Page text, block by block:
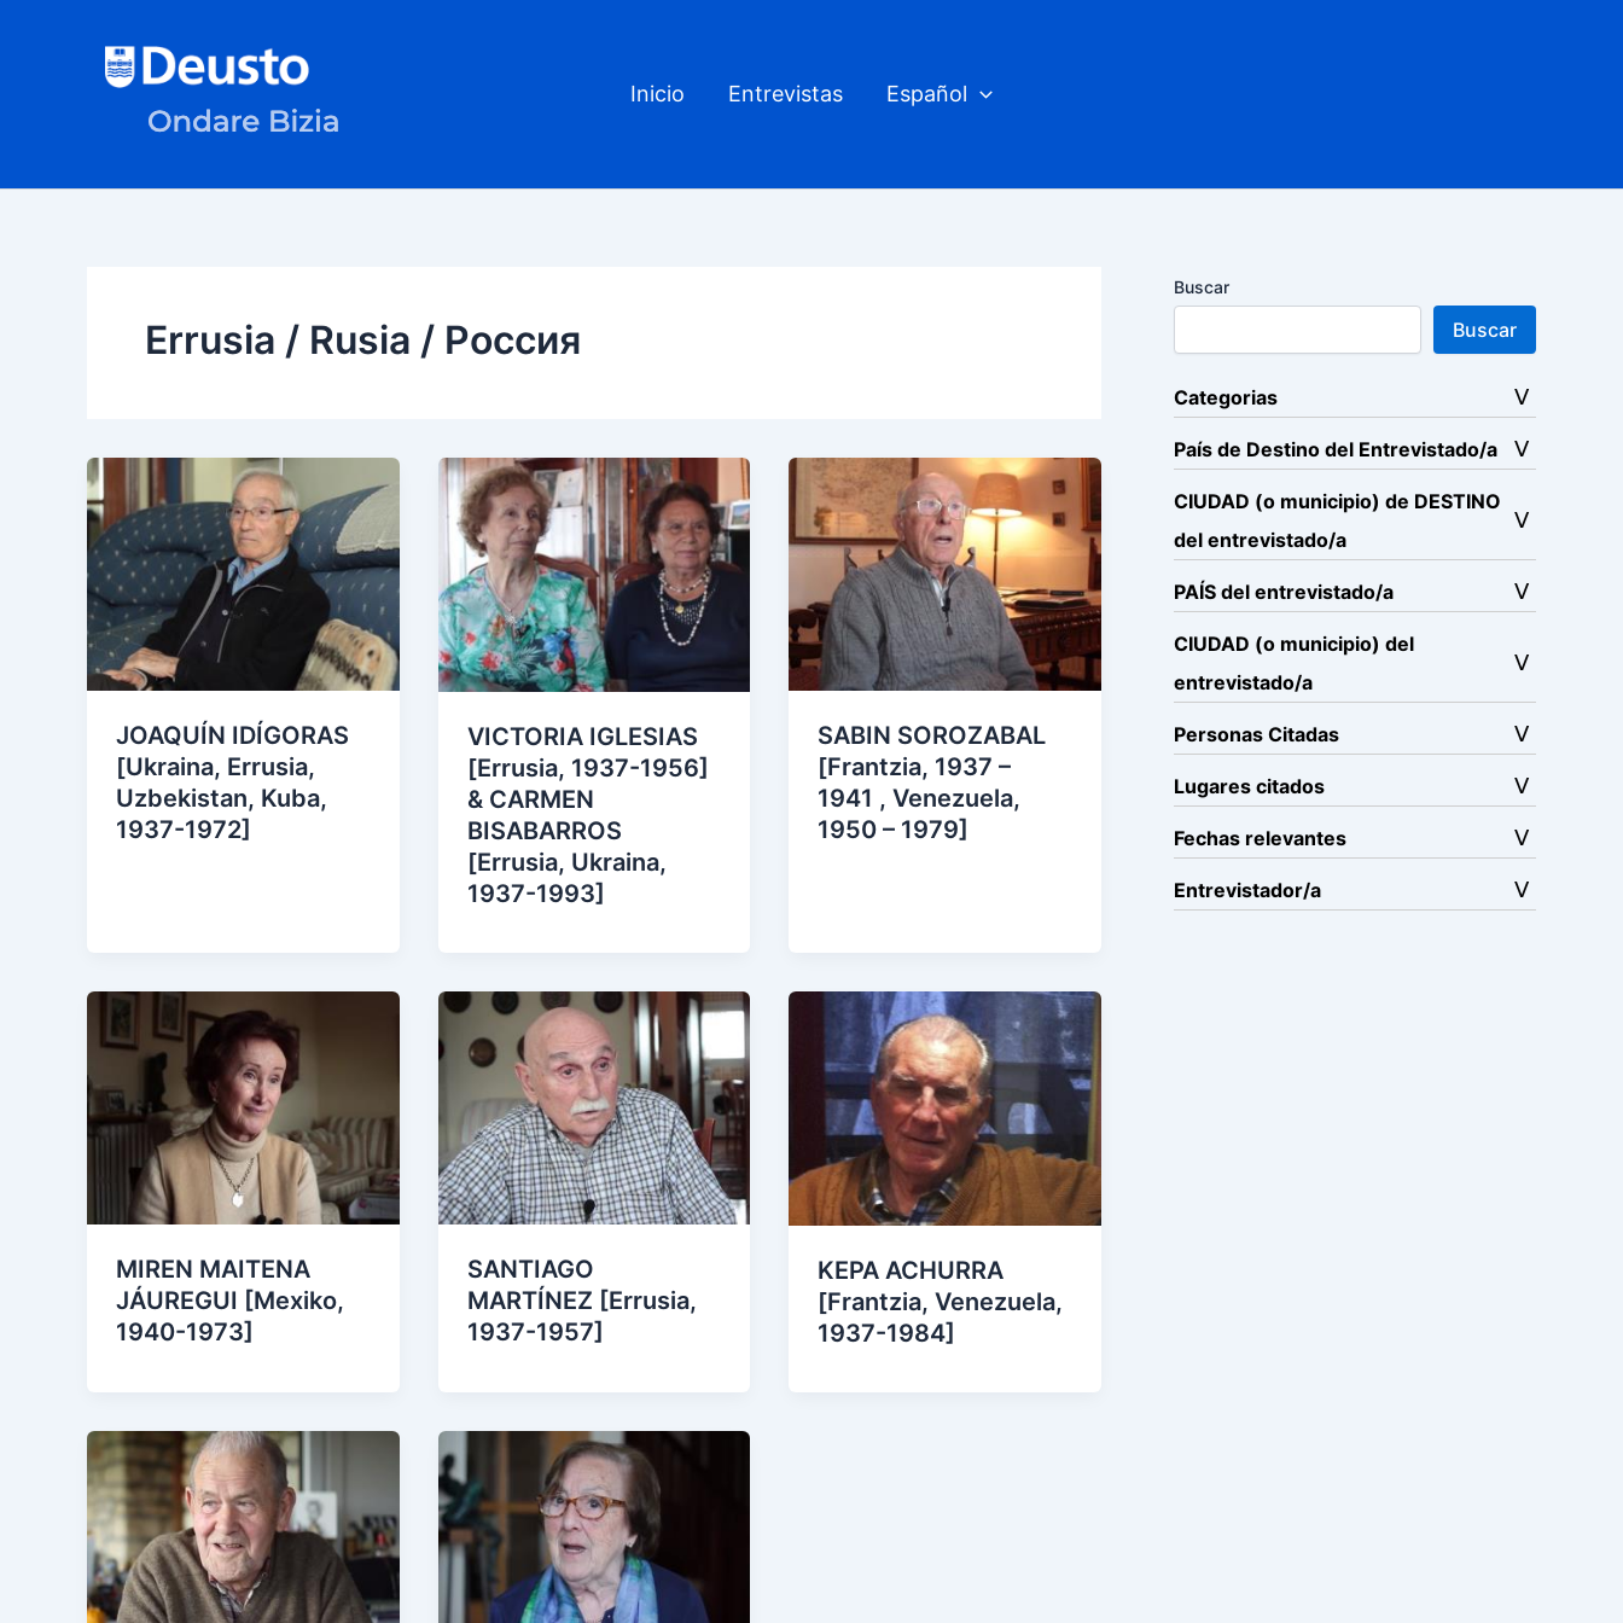
Inicio Entrevistas Español
Errusia / Rusia / Россия
JOAQUÍN IDÍGORAS
[Ukraina, Errusia,
Uzbekistan, Kuba,
1937-1972]
VICTORIA IGLESIAS
[Errusia, 1937-1956]
& CARMEN
BISABARROS
[Errusia, Ukraina,
1937-1993]
SABIN SOROZABAL
[Frantzia, 1937 –
1941 , Venezuela,
1950 – 1979]
MIREN MAITENA
JÁUREGUI [Mexiko,
1940-1973]
SANTIAGO
MARTÍNEZ [Errusia,
1937-1957]
KEPA ACHURRA
[Frantzia, Venezuela,
1937-1984]
Buscar
Buscar
Categorias
País de Destino del Entrevistado/a
CIUDAD (o municipio) de DESTINO
del entrevistado/a
PAÍS del entrevistado/a
CIUDAD (o municipio) del
entrevistado/a
Personas Citadas
Lugares citados
Fechas relevantes
Entrevistador/a